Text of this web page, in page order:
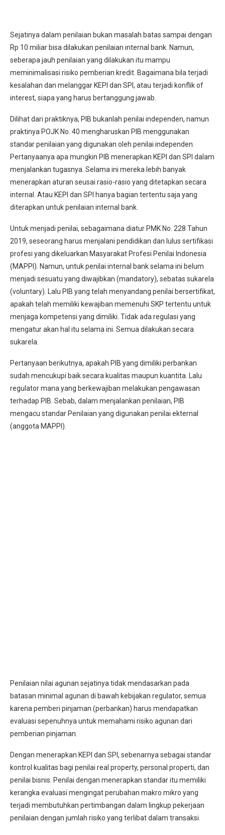
Sejatinya dalam penilaian bukan masalah batas sampai dengan
Rp 10 miliar bisa dilakukan penilaian internal bank. Namun,
seberapa jauh penilaian yang dilakukan itu mampu
meminimalisasi risiko pemberian kredit. Bagaimana bila terjadi
kesalahan dan melanggar KEPI dan SPI, atau terjadi konflik of
interest, siapa yang harus bertanggung jawab.
Dilihat dari praktiknya, PIB bukanlah penilai independen, namun
praktinya POJK No. 40 mengharuskan PIB menggunakan
standar penilaian yang digunakan oleh penilai independen.
Pertanyaanya apa mungkin PIB menerapkan KEPI dan SPI dalam
menjalankan tugasnya. Selama ini mereka lebih banyak
menerapkan aturan seusai rasio-rasio yang ditetapkan secara
internal. Atau KEPI dan SPI hanya bagian tertentu saja yang
diterapkan untuk penilaian internal bank.
Untuk menjadi penilai, sebagaimana diatur PMK No. 228 Tahun
2019, seseorang harus menjalani pendidikan dan lulus sertifikasi
profesi yang dikeluarkan Masyarakat Profesi Penilai Indonesia
(MAPPI). Namun, untuk penilai internal bank selama ini belum
menjadi sesuatu yang diwajibkan (mandatory), sebatas sukarela
(voluntary). Lalu PIB yang telah menyandang penilai bersertifikat,
apakah telah memiliki kewajiban memenuhi SKP tertentu untuk
menjaga kompetensi yang dimiliki. Tidak ada regulasi yang
mengatur akan hal itu selama ini. Semua dilakukan secara
sukarela.
Pertanyaan berikutnya, apakah PIB yang dimiliki perbankan
sudah mencukupi baik secara kualitas maupun kuantita. Lalu
regulator mana yang berkewajiban melakukan pengawasan
terhadap PIB. Sebab, dalam menjalankan penilaian, PIB
mengacu standar Penilaian yang digunakan penilai ekternal
(anggota MAPPI).
Penilaian nilai agunan sejatinya tidak mendasarkan pada
batasan minimal agunan di bawah kebijakan regulator, semua
karena pemberi pinjaman (perbankan) harus mendapatkan
evaluasi sepenuhnya untuk memahami risiko agunan dari
pemberian pinjaman.
Dengan menerapkan KEPI dan SPI, sebenarnya sebagai standar
kontrol kualitas bagi penilai real property, personal properti, dan
penilai bisnis. Penilai dengan menerapkan standar itu memiliki
kerangka evaluasi mengingat perubahan makro mikro yang
terjadi membutuhkan pertimbangan dalam lingkup pekerjaan
penilaian dengan jumlah risiko yang terlibat dalam transaksi.